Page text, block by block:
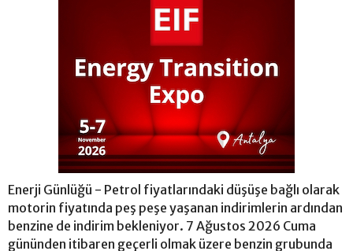
Enerji Günlüğü - Petrol fiyatlarındaki düşüşe bağlı olarak
motorin fiyatında peş peşe yaşanan indirimlerin ardından
benzine de indirim bekleniyor. 7 Ağustos 2026 Cuma
gününden itibaren geçerli olmak üzere benzin grubunda